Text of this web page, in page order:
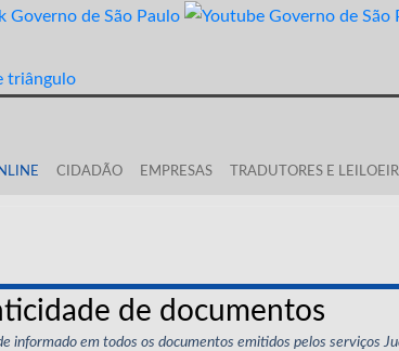
CIDADÃO EMPRESAS TRADUTORES E
de documentos
informado em todos os documentos emitidos pelos serviços